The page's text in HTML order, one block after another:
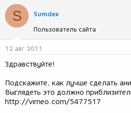
р
т
е
ы
о
з
и
S Sumdex
Пользователь сайта
12 авг 2011
Здравствуйте!
Подскажите, как лучше сделать
Выглядеть это должно
http://vimeo.com/5477517